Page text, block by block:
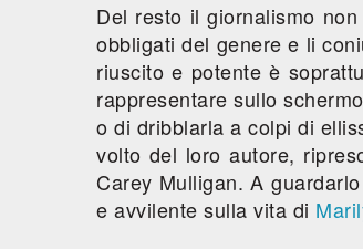
Del resto il giornalismo
obbligati del genere e li
riuscito e potente è
rappresentare sullo
o di dribblarla a colpi di
volto del loro autore,
Carey Mulligan. A
e avvilente sulla vita di